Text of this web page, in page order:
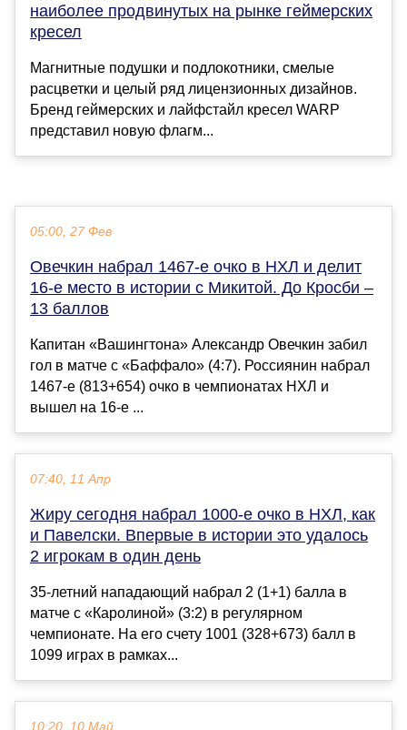
наиболее продвинутых на рынке геймерских
кресел
Магнитные подушки и подлокотники, смелые
расцветки и целый ряд лицензионных дизайнов.
Бренд геймерских и лайфстайл кресел WARP
представил новую флагм...
05:00, 27 Фев
Овечкин набрал 1467-е очко в НХЛ и делит
16-е место в истории с Микитой. До Кросби –
13 баллов
Капитан «Вашингтона» Александр Овечкин забил
гол в матче с «Баффало» (4:7). Россиянин набрал
1467-е (813+654) очко в чемпионатах НХЛ и
вышел на 16-е ...
07:40, 11 Апр
Жиру сегодня набрал 1000-е очко в НХЛ, как
и Павелски. Впервые в истории это удалось
2 игрокам в один день
35-летний нападающий набрал 2 (1+1) балла в
матче с «Каролиной» (3:2) в регулярном
чемпионате. На его счету 1001 (328+673) балл в
1099 играх в рамках...
10:20, 10 Май